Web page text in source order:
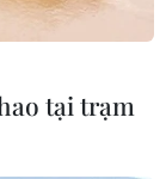
Vietnam+)
tại trạm